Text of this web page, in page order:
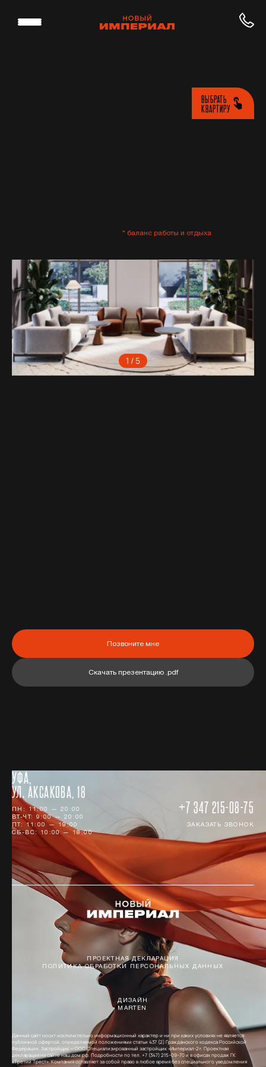
ВЫБРАТЬ
КВАРТИРУ
* баланс работы и отдыха
1 / 5
Позвоните мне
Скачать презентацию .pdf
УФА,
УЛ. АКСАКОВА, 18
ПН: 11:00 — 20:00
ВТ-ЧТ: 9:00 — 20:00
ПТ: 11:00 — 19:00
СБ-ВС: 10:00 — 18:00
+7 347 215-08-75
ЗАКАЗАТЬ ЗВОНОК
ПРОЕКТНАЯ ДЕКЛАРАЦИЯ
ПОЛИТИКА ОБРАБОТКИ ПЕРСОНАЛЬНЫХ ДАННЫХ
ДИЗАЙН
MARTEN
Данный сайт носит исключительно информационный характер и ни при каких условиях не является
публичной офертой, определяемой положениями статьи 437 (2) Гражданского кодекса Российской
Федерации. Застройщик — ООО Специализированный застройщик «Империал-2». Проектная
декларация на сайте наш.дом.рф. Подробности по тел. +7 (347) 215−09−70 и в офисах продаж ГК
«Третий Трест». Компания оставляет за собой право в любое время без специального уведомления